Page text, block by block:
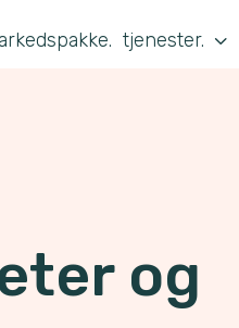
3
tjenester.
og